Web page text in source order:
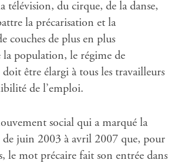
télévision, du cirque, de la danse,
la précarisation et la
couches de plus en plus
la population, le régime de
être élargi à tous les travailleurs
de l’emploi.
social qui a marqué la
de juin 2003 à avril 2007 que, pour
le mot précaire fait son entrée dans